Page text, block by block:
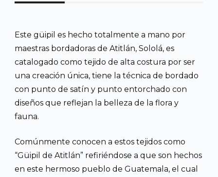
Este güipil es hecho totalmente a mano por
maestras bordadoras de Atitlán, Sololá, es
catalogado como tejido de alta costura por ser
una creación única, tiene la técnica de bordado
con punto de satín y punto entorchado con
diseños que reflejan la belleza de la flora y
fauna.
Comúnmente conocen a estos tejidos como
“Güipil de Atitlán” refiriéndose a que son hechos
en este hermoso pueblo de Guatemala, el cual